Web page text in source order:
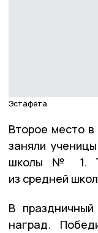
Эстафета
Второе место
заняли
школы № 1.
из средней
В
наград.